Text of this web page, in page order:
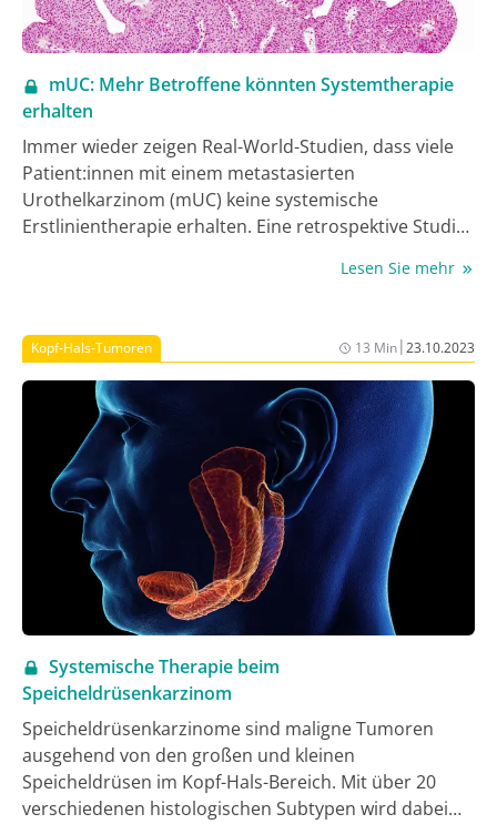
mUC: Mehr Betroffene könnten Systemtherapie
erhalten
Immer wieder zeigen Real-World-Studien, dass viele
Patient:innen mit einem metastasierten
Urothelkarzinom (mUC) keine systemische
Erstlinientherapie erhalten. Eine retrospektive Studie
Lesen Sie mehr
Kopf-Hals-Tumoren 13 Min|23.10.2023
Systemische Therapie beim
Speicheldrüsenkarzinom
Speicheldrüsenkarzinome sind maligne Tumoren
ausgehend von den großen und kleinen
Speicheldrüsen im Kopf-Hals-Bereich. Mit über 20
verschiedenen histologischen Subtypen wird dabei